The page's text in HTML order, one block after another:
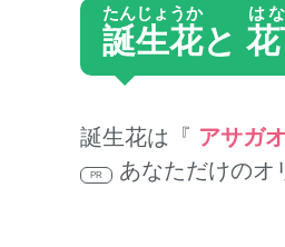
誕生花
たんじょうか
と
は
誕生花は『 アサガオ
PR あなただけのオ